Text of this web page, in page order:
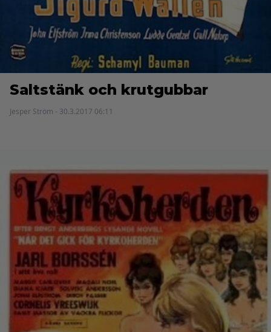
Saltstänk och krutgubbar
Jesper Ström - 30.3.2017 06:11